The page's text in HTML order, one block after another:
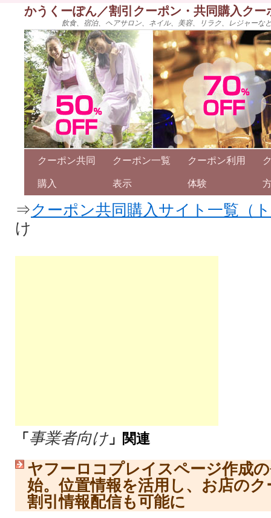
かうくーぽん／割引クーポン・共同購入ク
飲食、宿泊、ヘアサロン、ネイル、美容、リラク、レジャー
クーポン共同
購入
クーポン一覧
表示
クーポン利用
体験
⇒クーポン共同購入サイト一覧（
け
「 事業者向け」関連
ヤフーロコプレイスページ作成
始。位置情報を活用し、お店の
割引情報配信も可能に